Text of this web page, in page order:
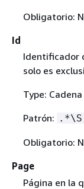
Obligatorio:
Id
Identificador
solo es
Type: Cadena
Patrón:
Obligatorio:
Page
Página en la